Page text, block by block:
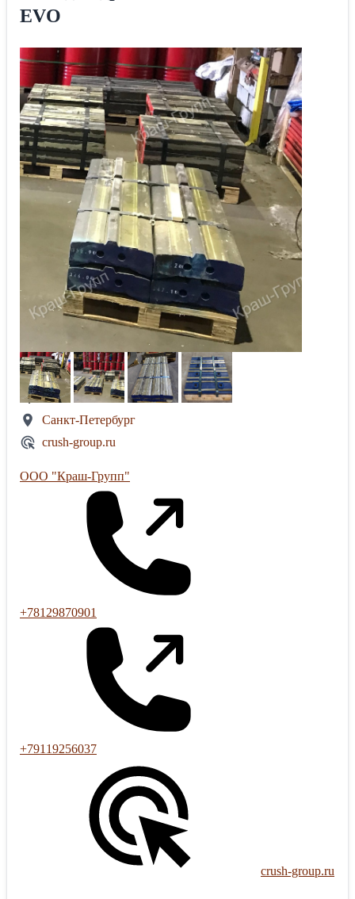
EVO
Санкт-Петербург
crush-group.ru
ООО "Краш-Групп"
+78129870901
+79119256037
crush-group.ru